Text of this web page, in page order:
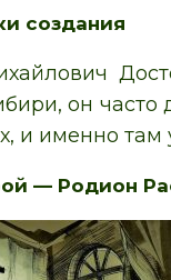
создания
он часто
и именно там
— Родион